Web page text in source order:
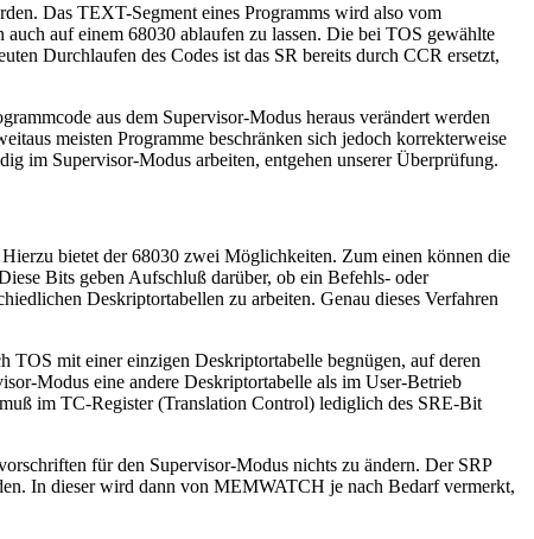
Das TEXT-Segment eines Programms wird also vom
auf einem 68030 ablaufen zu lassen. Die bei TOS gewählte
Durchlaufen des Codes ist das SR bereits durch CCR ersetzt,
aus dem Supervisor-Modus heraus verändert werden
meisten Programme beschränken sich jedoch korrekterweise
im Supervisor-Modus arbeiten, entgehen unserer Überprüfung.
bietet der 68030 zwei Möglichkeiten. Zum einen können die
Bits geben Aufschluß darüber, ob ein Befehls- oder
Deskriptortabellen zu arbeiten. Genau dieses Verfahren
mit einer einzigen Deskriptortabelle begnügen, auf deren
Modus eine andere Deskriptortabelle als im User-Betrieb
im TC-Register (Translation Control) lediglich des SRE-Bit
für den Supervisor-Modus nichts zu ändern. Der SRP
In dieser wird dann von MEMWATCH je nach Bedarf vermerkt,